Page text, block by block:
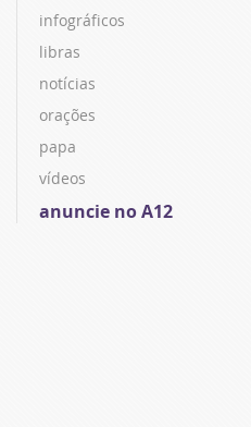
infográficos
libras
notícias
orações
papa
vídeos
anuncie no A12